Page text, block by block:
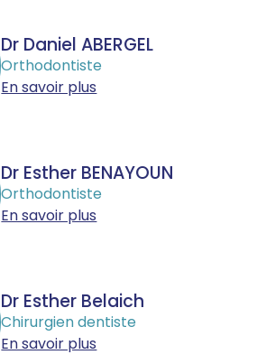
Dr Daniel ABERGEL
Orthodontiste
En savoir plus
Dr Esther BENAYOUN
Orthodontiste
En savoir plus
Dr Esther Belaich
Chirurgien dentiste
En savoir plus